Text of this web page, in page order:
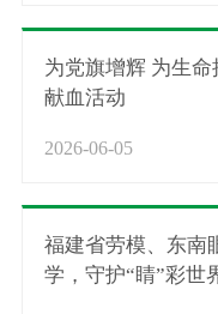
为党旗增辉 为生
献血活动
2026-06-05
福建省劳模、东南
学，守护“睛”彩世